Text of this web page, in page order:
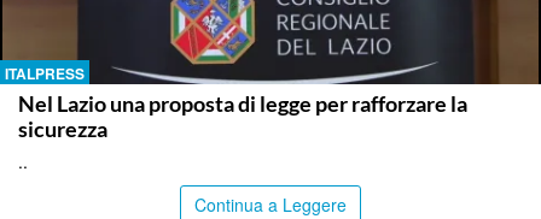
ITALPRESS
Nel Lazio una proposta di legge per rafforzare la
sicurezza
..
Continua a Leggere